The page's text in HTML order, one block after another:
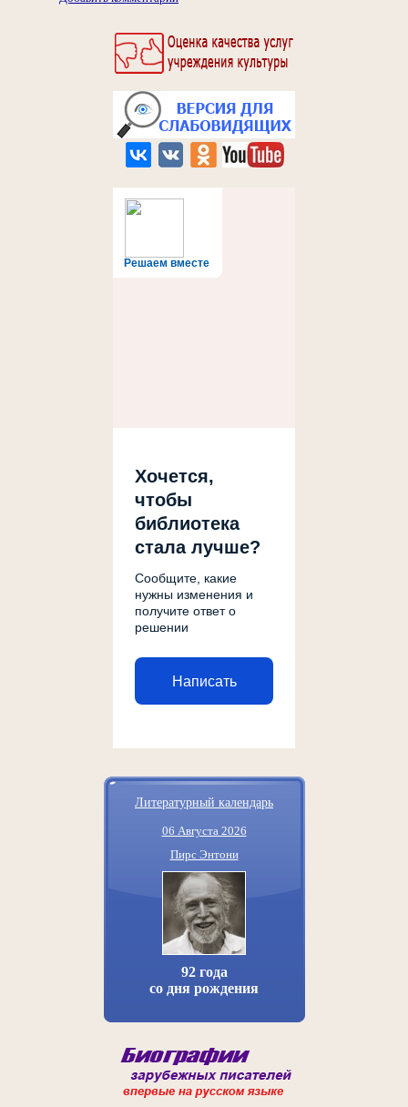
Решаем вместе
Хочется,
чтобы
библиотека
стала лучше?
Сообщите, какие
нужны изменения и
получите ответ о
решении
Написать
Литературный календарь
06 Августа 2026
Пирс Энтони
92 года
со дня рождения